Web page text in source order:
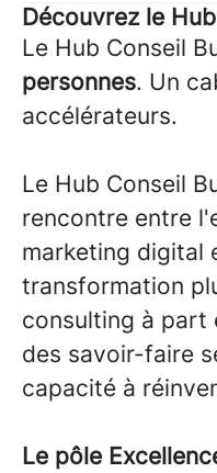
Découvrez le
Le Hub Conseil
personnes. Un
accélérateurs.
Le Hub Conseil
rencontre entre
marketing digital
transformation
consulting à part
des savoir-faire
capacité à
Le pôle